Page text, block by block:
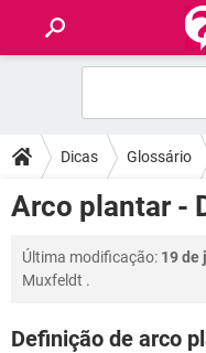
FÓRUM
SAÚDE
FAMÍLIA
Dicas Glossário
Arco plantar -
Última modificação: 19 de
Muxfeldt .
Definição de arco